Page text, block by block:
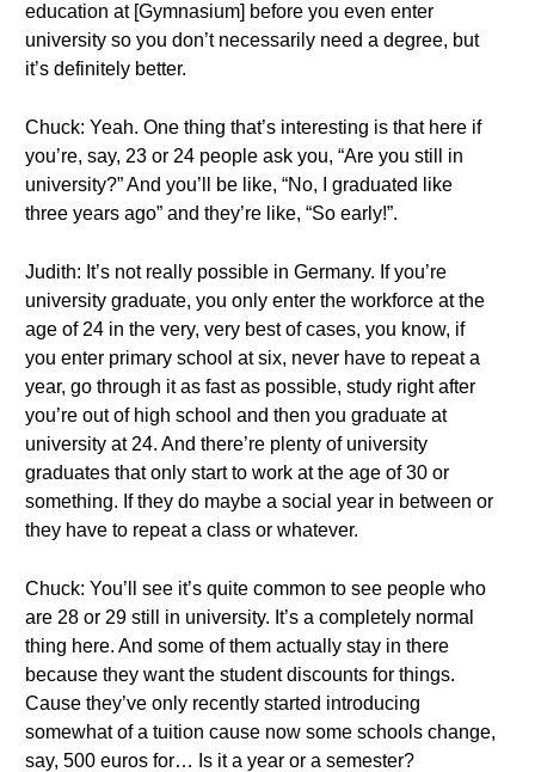
education at [Gymnasium] before you even enter
university so you don’t necessarily need a degree, but
it’s definitely better.
Chuck: Yeah. One thing that’s interesting is that here if
you’re, say, 23 or 24 people ask you, “Are you still in
university?” And you’ll be like, “No, I graduated like
three years ago” and they’re like, “So early!”.
Judith: It’s not really possible in Germany. If you’re
university graduate, you only enter the workforce at the
age of 24 in the very, very best of cases, you know, if
you enter primary school at six, never have to repeat a
year, go through it as fast as possible, study right after
you’re out of high school and then you graduate at
university at 24. And there’re plenty of university
graduates that only start to work at the age of 30 or
something. If they do maybe a social year in between or
they have to repeat a class or whatever.
Chuck: You’ll see it’s quite common to see people who
are 28 or 29 still in university. It’s a completely normal
thing here. And some of them actually stay in there
because they want the student discounts for things.
Cause they’ve only recently started introducing
somewhat of a tuition cause now some schools change,
say, 500 euros for… Is it a year or a semester?